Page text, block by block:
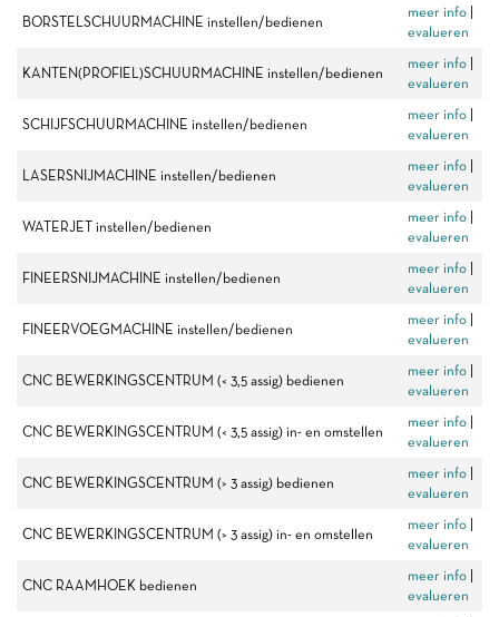
BORSTELSCHUURMACHINE instellen/bedienen
meer info
evalueren
KANTEN(PROFIEL)SCHUURMACHINE instellen/bedienen
meer info
evalueren
SCHIJFSCHUURMACHINE instellen/bedienen
meer info
evalueren
LASERSNIJMACHINE instellen/bedienen
meer info
evalueren
WATERJET instellen/bedienen
meer info
evalueren
FINEERSNIJMACHINE instellen/bedienen
meer info
evalueren
FINEERVOEGMACHINE instellen/bedienen
meer info
evalueren
CNC BEWERKINGSCENTRUM (< 3,5 assig) bedienen
meer info
evalueren
CNC BEWERKINGSCENTRUM (< 3,5 assig) in- en omstellen
meer info
evalueren
CNC BEWERKINGSCENTRUM (> 3 assig) bedienen
meer info
evalueren
CNC BEWERKINGSCENTRUM (> 3 assig) in- en omstellen
meer info
evalueren
CNC RAAMHOEK bedienen
meer info
evalueren